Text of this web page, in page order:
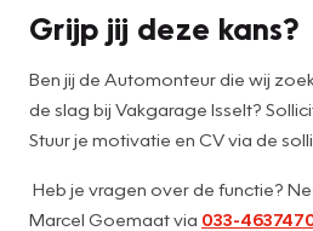
Grijp jij deze kans?
Ben jij de Automonteur die wij
de slag bij Vakgarage Isselt?
Stuur je motivatie en CV via de
Heb je vragen over de functie?
Marcel Goemaat via 033-